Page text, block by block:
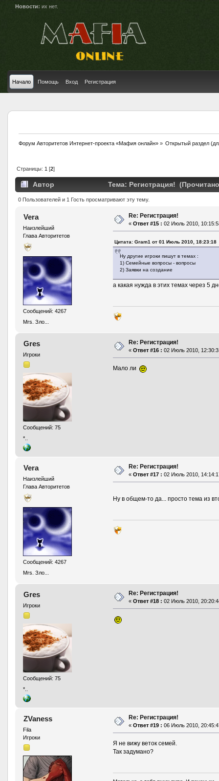
Новости: их нет.
Начало Помощь Вход Регистрация
Форум Авторитетов Интернет-проекта «Мафия онлайн»» Открытый раздел
Страницы: 1 [2]
Автор Тема: Регистрация!
0 Пользователей и 1 Гость просматривают эту тему.
Vera
Наизлейший
Глава Авторитетов
Сообщений: 4267
Mrs. Зло...
Re: Регистрация!
«Ответ #15 : 02 Июль 2010,
Цитата: Gram1 от 01 Июль 2010, 18:23:18
Ну другие игроки пишут в темах :
1) Семейные вопросы - вопросы
2) Заявки на создание
а какая нужда в этих темах через 5
Gres
Игроки
Сообщений: 75
*..
Re: Регистрация!
«Ответ #16 : 02 Июль 2010,
Мало ли
Vera
Наизлейший
Глава Авторитетов
Сообщений: 4267
Mrs. Зло...
Re: Регистрация!
«Ответ #17 : 02 Июль 2010,
Ну в общем-то да... просто тема из
Gres
Игроки
Сообщений: 75
*..
Re: Регистрация!
«Ответ #18 : 02 Июль 2010,
ZVaness
Fila
Игроки
Re: Регистрация!
«Ответ #19 : 06 Июль 2010,
Я не вижу веток семей.
Так задумано?